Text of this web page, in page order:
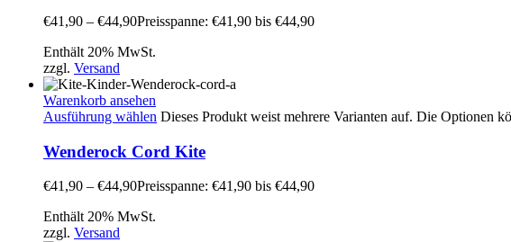
€41,90 – €44,90Preisspanne: €41,90 bis €44,90
Enthält 20% MwSt.
zzgl. Versand
Warenkorb ansehen
Ausführung wählen Dieses Produkt weist mehrere Varianten auf. Die Optionen
Wenderock Cord Kite
€41,90 – €44,90Preisspanne: €41,90 bis €44,90
Enthält 20% MwSt.
zzgl. Versand